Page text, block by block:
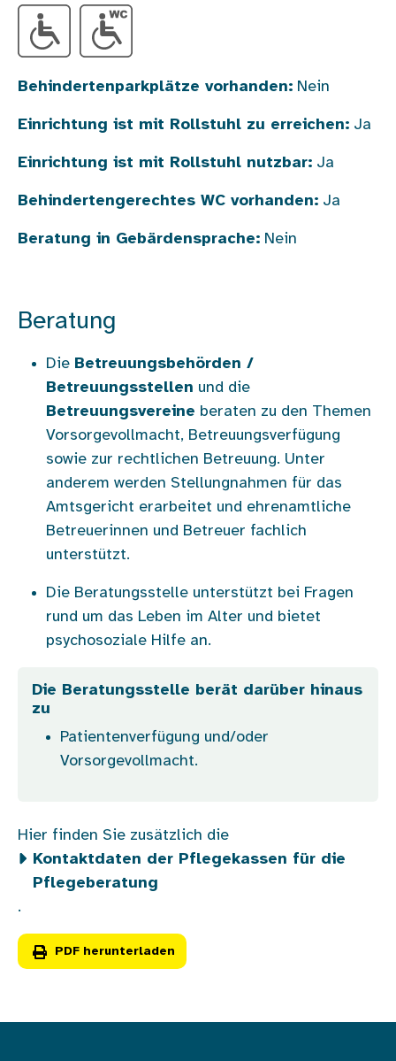
Behindertenparkplätze vorhanden: Nein
Einrichtung ist mit Rollstuhl zu erreichen: Ja
Einrichtung ist mit Rollstuhl nutzbar: Ja
Behindertengerechtes WC vorhanden: Ja
Beratung in Gebärdensprache: Nein
Beratung
Die Betreuungsbehörden /
Betreuungsstellen und die
Betreuungsvereine beraten zu den Themen
Vorsorgevollmacht, Betreuungsverfügung
sowie zur rechtlichen Betreuung. Unter
anderem werden Stellungnahmen für das
Amtsgericht erarbeitet und ehrenamtliche
Betreuerinnen und Betreuer fachlich
unterstützt.
Die Beratungsstelle unterstützt bei Fragen
rund um das Leben im Alter und bietet
psychosoziale Hilfe an.
Die Beratungsstelle berät darüber hinaus
zu
Patientenverfügung und/oder
Vorsorgevollmacht.
Hier finden Sie zusätzlich die
Kontaktdaten der Pflegekassen für die
Pflegeberatung
.
PDF herunterladen